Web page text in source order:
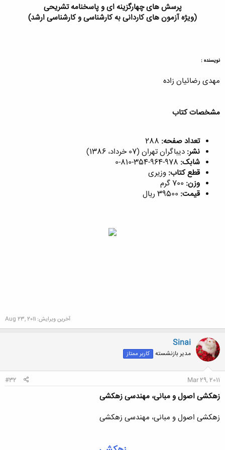
پرسش های چهارگزینه ای و پاسخنامه تشریحی
(ویژه آزمون های کاردانی به کارشناسی و کارشناسی ارشد)
نویسنده :
مهدی رضائیان زاده
مشخصات کتاب
تعداد صفحه:
نشر: دیباگران تهران (07 خرداد، 1386)
شابک:
قطع کتاب: وزیری
وزن:
قیمت:
آخرین ویرایش: Aug 23, 2011
Sinai
مدیر بازنشسته کاربر ممتاز
Mar 29, 2011
#32
زهکشی اصول و مبانی، مهندسی زهکشی
زهکشی اصول و مبانی، مهندسی زهکشی